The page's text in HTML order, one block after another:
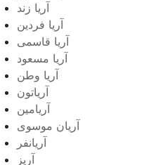
آریا زند
آریا فردین
آریا قاسمی
آریا مسعود
آریا وطن
آریاتون
آریامین
آریان موسوی
آریانفر
آریز